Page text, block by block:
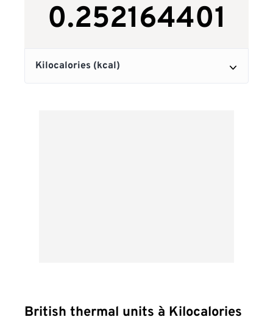
British thermal units à Kilocalories